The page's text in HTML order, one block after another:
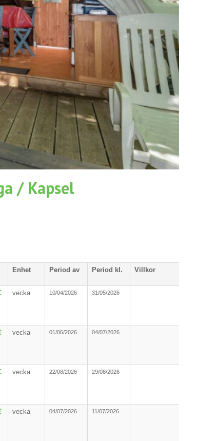
/ Kapsel
Enhet Period av Period kl. Villkor
vecka 10/04/2026 31/05/2026
vecka 01/06/2026 04/07/2026
vecka 22/08/2026 29/08/2026
vecka 04/07/2026 11/07/2026